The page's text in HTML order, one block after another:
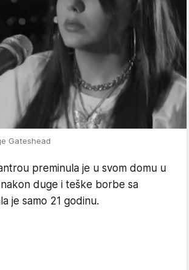
Gateshead
preminula je u svom domu u
duge i teške borbe sa
je samo 21 godinu.